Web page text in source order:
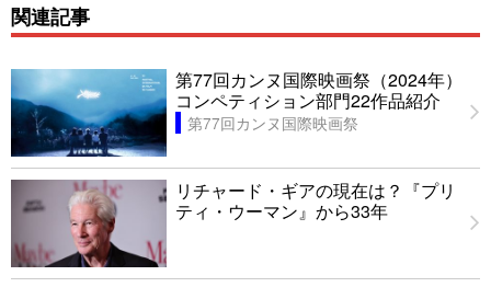
関連記事
第77回カンヌ国際映画祭（2024年）
コンペティション部門22作品紹介
第77回カンヌ国際映画祭
リチャード・ギアの現在は？『プリ
ティ・ウーマン』から33年